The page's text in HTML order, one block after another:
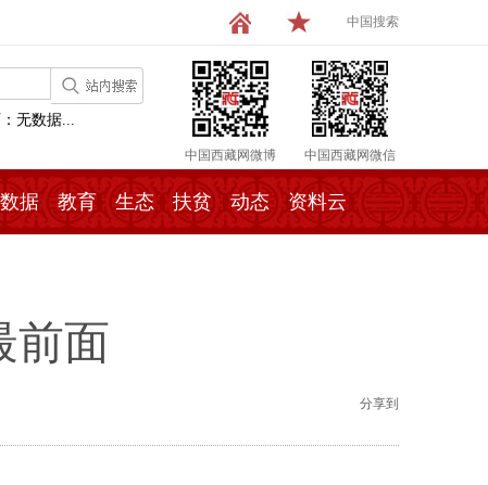
中国搜索
中国西藏网微博 中国西藏网微信
无数据...
数据 教育 生态 扶贫 动态 资料云
前面
分享到